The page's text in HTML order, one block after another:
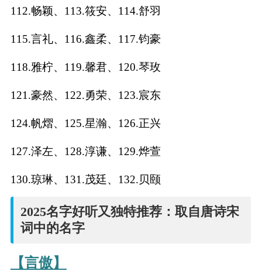
112.畅颖、113.筱安、114.舒羽
115.言礼、116.鑫柔、117.钧豪
118.雅柠、119.馨君、120.琴玫
121.豪然、122.勇荣、123.宸东
124.帆熠、125.星瀚、126.正兴
127.泽左、128.淳谦、129.烨萱
130.琼琳、131.茂廷、132.贝颐
2025名字好听又独特推荐：取自唐诗宋
词中的名字
【言傲】